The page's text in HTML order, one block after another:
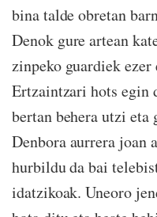
bina talde obretan
Denok gure artean
zinpeko guardiek
Ertzaintzari hots egin
bertan behera utzi eta
Denbora aurrera joan
hurbildu da bai
idatzikoak. Uneoro